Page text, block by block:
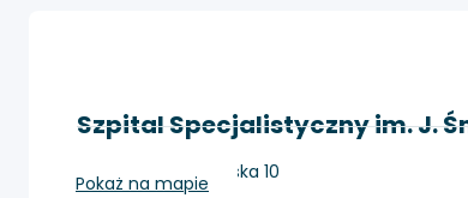
Szpital Specjalistyczny im. J.
Nowy Sącz, Młyńska 10
Pokaż na mapie